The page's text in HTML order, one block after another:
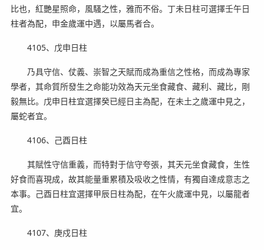
比也，紅艷星照命，風騷之性，雅而不俗。丁未日柱可選擇壬午日
柱者為配，申金歲運中遇，以屬馬者合。
4105、戊申日柱
乃具守信、仗義、崇智之天賦而成為重信之性格，而成為專家
學者，其命質所發生之命能功效為天元坐食藏食、藏利、藏比，剛
毅無比。戊申日柱宜選擇癸已經日主為配，在未土之歲運中見之，
屬蛇者宜。
4106、己酉日柱
其賦性守信重義，而特對于信守夸張，其天元坐食藏食，生性
好食而喜現成，故其能量重累積及吸收之性情，有獨自達成意志之
本事。己酉日柱宜選擇甲辰日柱為配，在午火歲運中見，以屬龍者
宜。
4107、庚戍日柱